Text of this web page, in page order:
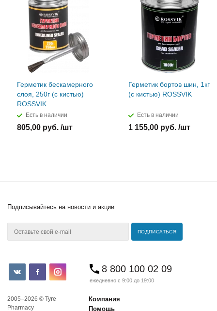
Герметик бескамерного
слоя, 250г (с кистью)
ROSSVIK
Есть в наличии
805,00 руб. /шт
Герметик бортов шин, 1кг
(с кистью) ROSSVIK
Есть в наличии
1 155,00 руб. /шт
Подписывайтесь на новости и акции
8 800 100 02 09
ежедневно с 9:00 до 19:00
2005–2026 © Tyre
Pharmacy
Компания
Помощь